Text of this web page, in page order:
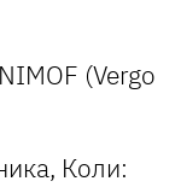
(Vergo
Коли: